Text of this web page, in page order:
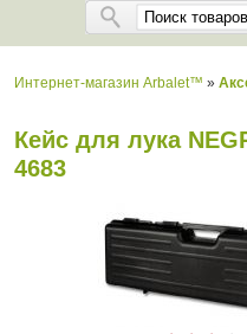
Интернет-магазин Arbalet™ »
Кейс для лука
4683